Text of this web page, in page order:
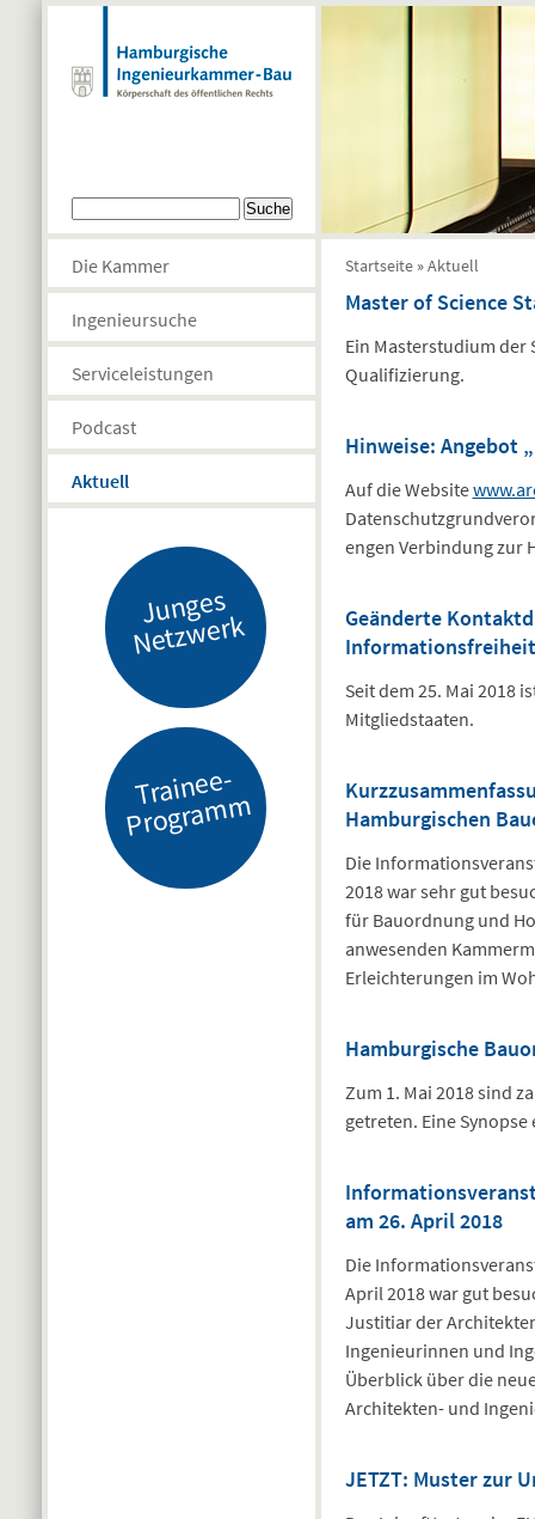
Direkt zum Inhalt
Suchformular
Die Kammer
Ingenieursuche
Serviceleistungen
Podcast
Aktuell
J
u
n
g
es
N
etz
w
er
k
Tr
ai
n
e
e-
Pr
o
gr
a
m
m
Sie sind hier
Startseite »Aktuell
Master of Science
Ein Masterstudium der
Qualifizierung.
Hinweise: Angebot
Auf die Website
engen Verbindung zur
Geänderte
Informationsfreiheit
Seit dem 25. Mai 2018
Mitgliedstaaten.
Hamburgischen
Die
2018 war sehr gut
für Bauordnung und
anwesenden
Erleichterungen im
Hamburgische
Zum 1. Mai 2018 sind
getreten. Eine
am 26. April 2018
Die
April 2018 war gut
Justitiar der
Ingenieurinnen und
Überblick über die
Architekten- und
JETZT: Muster zur